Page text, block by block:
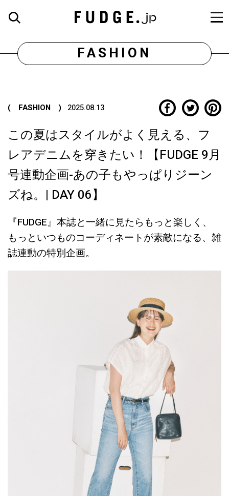
FASHION
( FASHION ) 2025.08.13
この夏はスタイルがよく見える、フ
レアデニムを穿きたい！【FUDGE 9月
号連動企画-あの子もやっぱりジーン
ズね。| DAY 06】
『FUDGE』本誌と一緒に見たらもっと楽しく、
もっといつものコーディネートが素敵になる、雑
誌連動の特別企画。